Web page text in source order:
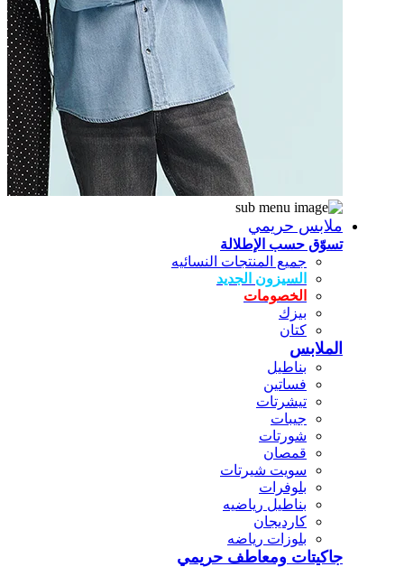
ملابس حريمي
تسوّق حسب الإطلالة
جميع المنتجات النسائيه
السيزون الجديد
الخصومات
بيزك
كتان
الملابس
بناطيل
فساتين
تيشرتات
جيبات
شورتات
قمصان
سويت شيرتات
بلوفرات
بناطيل رياضيه
كارديجان
بلوزات رياضه
جاكيتات ومعاطف حريمي